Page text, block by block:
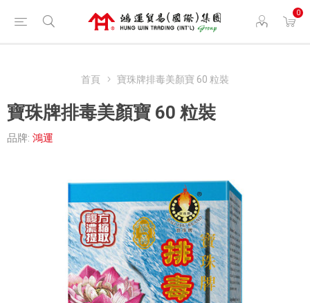
0
首頁 寶珠牌排毒美顏寶 60 粒裝
寶珠牌排毒美顏寶 60 粒裝
品牌: 鴻運